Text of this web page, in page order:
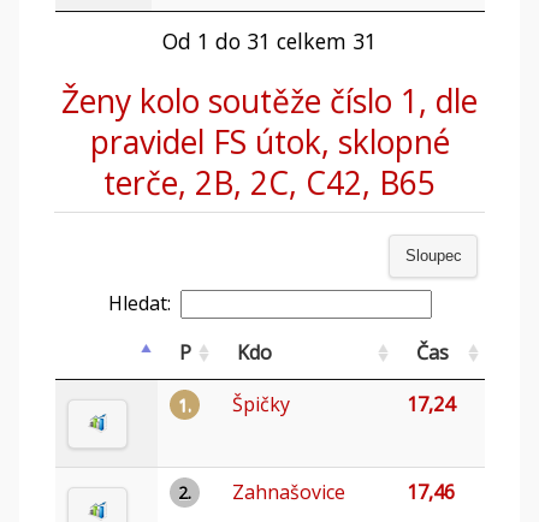
Od 1 do 31 celkem 31
Ženy kolo soutěže číslo 1, dle
pravidel FS útok, sklopné
terče, 2B, 2C, C42, B65
Sloupec
Hledat:
P
Kdo Čas
1. Špičky 17,24
2. Zahnašovice 17,46